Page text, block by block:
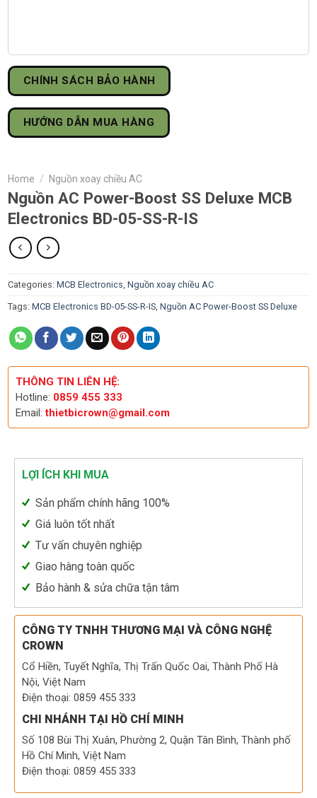
CHÍNH SÁCH BẢO HÀNH
HƯỚNG DẪN MUA HÀNG
Home / Nguồn xoay chiều AC
Nguồn AC Power-Boost SS Deluxe MCB
Electronics BD-05-SS-R-IS
Categories: MCB Electronics, Nguồn xoay chiều AC
Tags: MCB Electronics BD-05-SS-R-IS, Nguồn AC Power-Boost SS Deluxe
THÔNG TIN LIÊN HỆ:
Hotline: 0859 455 333
Email:thietbicrown@gmail.com
LỢI ÍCH KHI MUA
Sản phẩm chính hãng 100%
Giá luôn tốt nhất
Tư vấn chuyên nghiệp
Giao hàng toàn quốc
Bảo hành & sửa chữa tận tâm
CÔNG TY TNHH THƯƠNG MẠI VÀ CÔNG NGHỆ
CROWN
Cổ Hiền, Tuyết Nghĩa, Thị Trấn Quốc Oai, Thành Phố Hà
Nội, Việt Nam
Điện thoại: 0859 455 333
CHI NHÁNH TẠI HỒ CHÍ MINH
Số 108 Bùi Thị Xuân, Phường 2, Quận Tân Bình, Thành phố
Hồ Chí Minh, Việt Nam
Điện thoại: 0859 455 333